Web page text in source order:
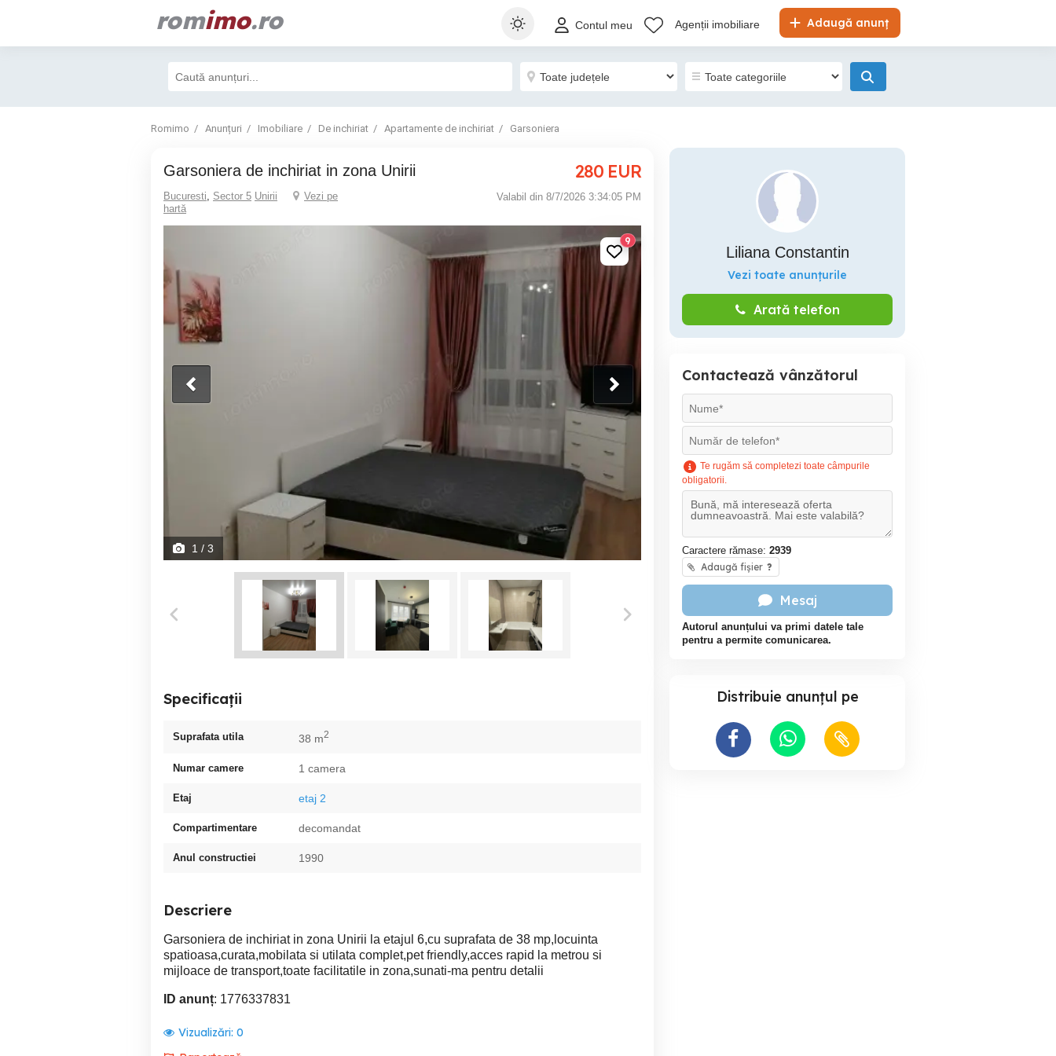
romimo.ro Adaugă anunț
Contul meu Agenții imobiliare
Romimo Anunțuri Imobiliare De inchiriat Apartamente de inchiriat Garsoniera
Garsoniera de inchiriat in zona Unirii 280 EUR
Bucuresti, Sector 5 Unirii
Vezi pe
hartă
Valabil din 8/7/2026 3:34:05 PM
9
1 / 3
Specificații
Suprafata utila 38 m2
Numar camere 1 camera
Etaj etaj 2
Compartimentare decomandat
Anul constructiei 1990
Descriere
Garsoniera de inchiriat in zona Unirii la etajul 6,cu suprafata de 38 mp,locuinta
spatioasa,curata,mobilata si utilata complet,pet friendly,acces rapid la metrou si
mijloace de transport,toate facilitatile in zona,sunati-ma pentru detalii
ID anunț: 1776337831
Vizualizări: 0
Liliana Constantin
Vezi toate anunțurile
Arată telefon
Contactează vânzătorul
Te rugăm să completezi toate câmpurile
obligatorii.
Caractere rămase: 2939
Adaugă fișier ?
Mesaj
Autorul anunțului va primi datele tale
pentru a permite comunicarea.
Distribuie anunțul pe